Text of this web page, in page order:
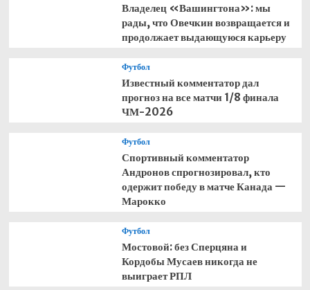
Владелец «Вашингтона»: мы
рады, что Овечкин возвращается и
продолжает выдающуюся карьеру
Футбол
Известный комментатор дал
прогноз на все матчи 1/8 финала
ЧМ-2026
Футбол
Спортивный комментатор
Андронов спрогнозировал, кто
одержит победу в матче Канада —
Марокко
Футбол
Мостовой: без Сперцяна и
Кордобы Мусаев никогда не
выиграет РПЛ